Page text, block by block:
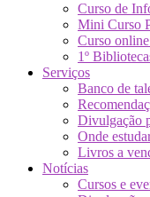
Curso de
Mini Curso
Curso
1º
Serviços
Banco de
Divulgação
Onde
Livros a
Notícias
Cursos e